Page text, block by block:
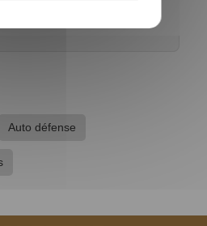
Auto défense